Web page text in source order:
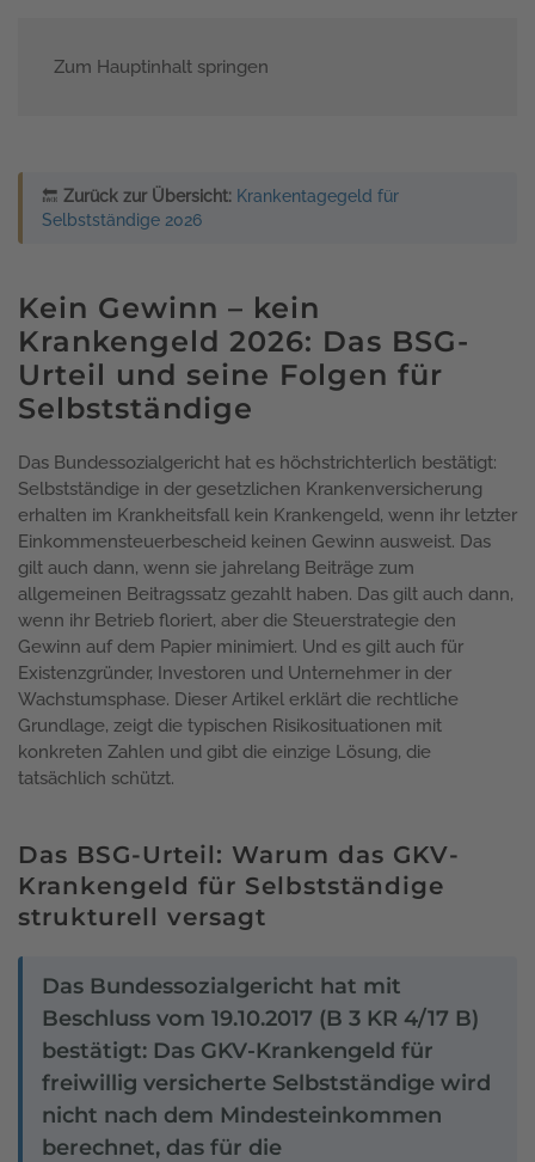
Zum Hauptinhalt springen
🔙 Zurück zur Übersicht: Krankentagegeld für
Selbstständige 2026
Kein Gewinn – kein
Krankengeld 2026: Das BSG-
Urteil und seine Folgen für
Selbstständige
Das Bundessozialgericht hat es höchstrichterlich bestätigt:
Selbstständige in der gesetzlichen Krankenversicherung
erhalten im Krankheitsfall kein Krankengeld, wenn ihr letzter
Einkommensteuerbescheid keinen Gewinn ausweist. Das
gilt auch dann, wenn sie jahrelang Beiträge zum
allgemeinen Beitragssatz gezahlt haben. Das gilt auch dann,
wenn ihr Betrieb floriert, aber die Steuerstrategie den
Gewinn auf dem Papier minimiert. Und es gilt auch für
Existenzgründer, Investoren und Unternehmer in der
Wachstumsphase. Dieser Artikel erklärt die rechtliche
Grundlage, zeigt die typischen Risikosituationen mit
konkreten Zahlen und gibt die einzige Lösung, die
tatsächlich schützt.
Das BSG-Urteil: Warum das GKV-
Krankengeld für Selbstständige
strukturell versagt
Das Bundessozialgericht hat mit
Beschluss vom 19.10.2017 (B 3 KR 4/17 B)
bestätigt: Das GKV-Krankengeld für
freiwillig versicherte Selbstständige wird
nicht nach dem Mindesteinkommen
berechnet, das für die